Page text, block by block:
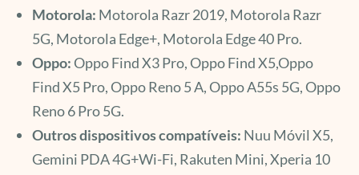
Motorola: Motorola Razr 2019, Motorola Razr
5G, Motorola Edge+, Motorola Edge 40 Pro.
Oppo:Oppo Find X3 Pro, Oppo Find X5,Oppo
Find X5 Pro, Oppo Reno 5 A, Oppo A55s 5G, Oppo
Reno 6 Pro 5G.
Outros dispositivos compatíveis: Nuu Móvil X5,
Gemini PDA 4G+Wi-Fi, Rakuten Mini, Xperia 10